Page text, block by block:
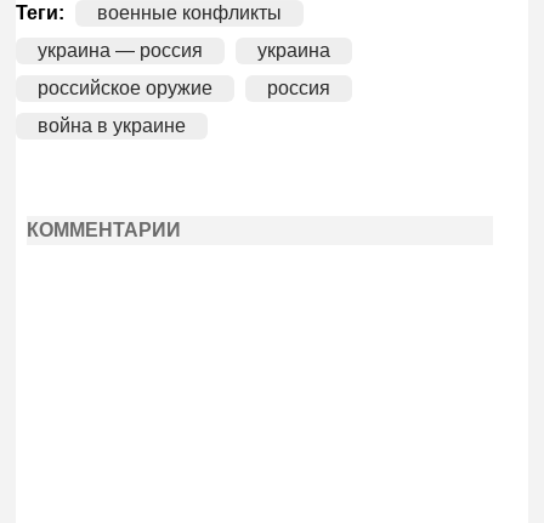
Теги:
военные конфликты
украина — россия
украина
российское оружие
россия
война в украине
КОММЕНТАРИИ